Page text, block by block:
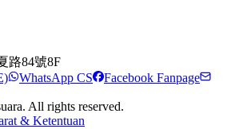
路84號8F
WhatsApp CS
Facebook Fanpage
All rights reserved.
& Ketentuan